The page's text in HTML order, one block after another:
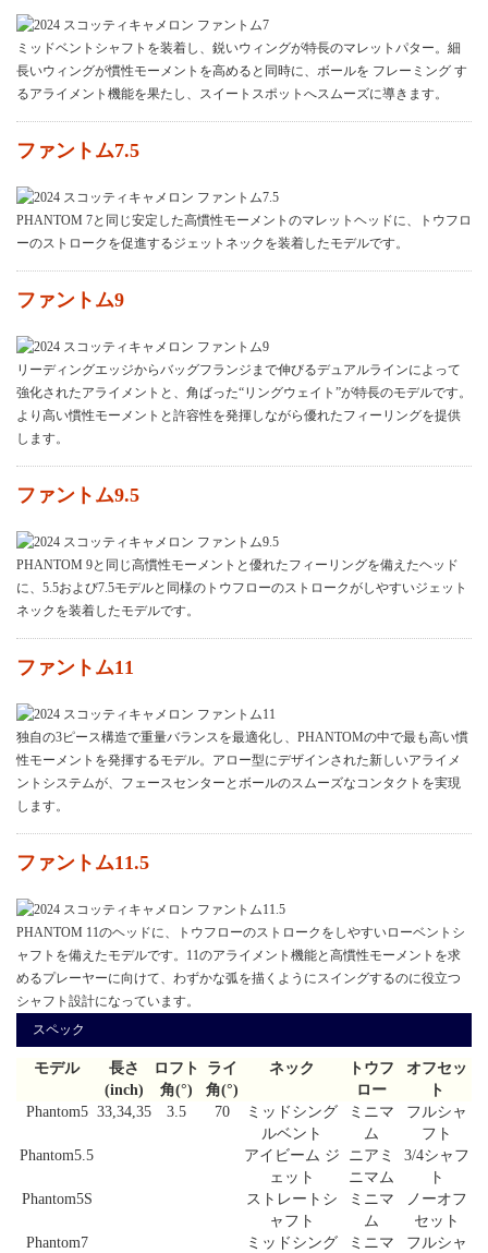
ミッドベントシャフトを装着し、鋭いウィングが特長のマレットパター。細
長いウィングが慣性モーメントを高めると同時に、ボールを フレーミング す
るアライメント機能を果たし、スイートスポットへスムーズに導きます。
ファントム7.5
PHANTOM 7と同じ安定した高慣性モーメントのマレットヘッドに、トウフロ
ーのストロークを促進するジェットネックを装着したモデルです。
ファントム9
リーディングエッジからバッグフランジまで伸びるデュアルラインによって
強化されたアライメントと、角ばった“リングウェイト”が特長のモデルです。
より高い慣性モーメントと許容性を発揮しながら優れたフィーリングを提供
します。
ファントム9.5
PHANTOM 9と同じ高慣性モーメントと優れたフィーリングを備えたヘッド
に、5.5および7.5モデルと同様のトウフローのストロークがしやすいジェット
ネックを装着したモデルです。
ファントム11
独自の3ピース構造で重量バランスを最適化し、PHANTOMの中で最も高い慣
性モーメントを発揮するモデル。アロー型にデザインされた新しいアライメ
ントシステムが、フェースセンターとボールのスムーズなコンタクトを実現
します。
ファントム11.5
PHANTOM 11のヘッドに、トウフローのストロークをしやすいローベントシ
ャフトを備えたモデルです。11のアライメント機能と高慣性モーメントを求
めるプレーヤーに向けて、わずかな弧を描くようにスイングするのに役立つ
シャフト設計になっています。
スペック
モデル
長さ
(inch)
ロフト
角(°)
ライ
角(°)
ネック
トウフ
ロー
オフセッ
ト
Phantom5 33,34,35 3.5 70
ミッドシング
ルベント
ミニマ
ム
フルシャ
フト
Phantom5.5
アイビーム ジ
ェット
ニアミ
ニマム
3/4シャフ
ト
Phantom5S
ストレートシ
ャフト
ミニマ
ム
ノーオフ
セット
Phantom7
ミッドシング
ミニマ
フルシャ